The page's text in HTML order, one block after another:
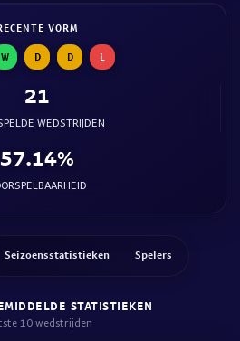
VORM
W D D L
21
WEDSTRIJDEN
57.14%
Seizoensstatistieken Spelers
STATISTIEKEN
10 wedstrijden